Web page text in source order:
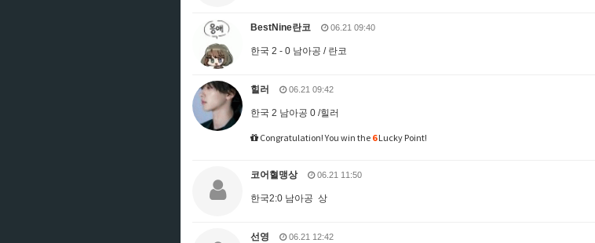
BestNine란코 06.21 09:40
한국 2 - 0 남아공 / 란코
힐러 06.21 09:42
한국 2 남아공 0 /힐러
Congratulation! You win the 6Lucky Point!
코어혈맹상 06.21 11:50
한국2:0 남아공 상
선영 06.21 12:42